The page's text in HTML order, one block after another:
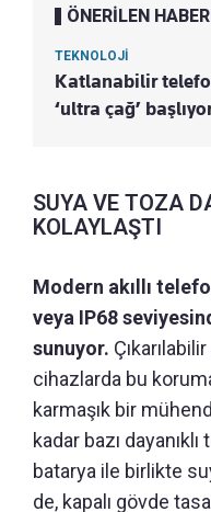
ÖNERİLEN
TEKNOLOJİ
Katlanabilir
‘ultra çağ’
SUYA VE TOZA
KOLAYLAŞTI
Modern akıllı
veya IP68
sunuyor.
cihazlarda bu
karmaşık bir
kadar bazı
batarya ile birlikte
de, kapalı gövde